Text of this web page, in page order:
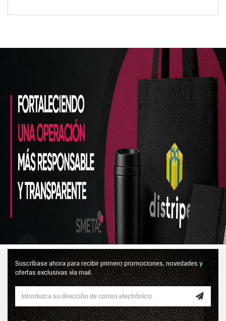
Suscríbase ahora para recibir primero promociones, novedades y
ofertas exclusivas vía mail.